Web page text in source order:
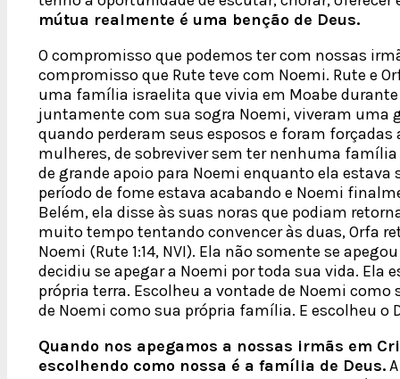
mútua realmente é uma benção de Deus.
O compromisso que podemos ter com nossas
compromisso que Rute teve com Noemi. Rute e
uma família israelita que vivia em Moabe
juntamente com sua sogra Noemi, viveram uma
quando perderam seus esposos e foram
mulheres, de sobreviver sem ter nenhuma
de grande apoio para Noemi enquanto ela estava
período de fome estava acabando e Noemi
Belém, ela disse às suas noras que podiam
muito tempo tentando convencer às duas, Orfa
Noemi (Rute 1:14, NVI). Ela não somente se
decidiu se apegar a Noemi por toda sua vida. Ela
própria terra. Escolheu a vontade de Noemi
de Noemi como sua própria família. E escolheu o
Quando nos apegamos a nossas irmãs em
escolhendo como nossa é a família de Deus.